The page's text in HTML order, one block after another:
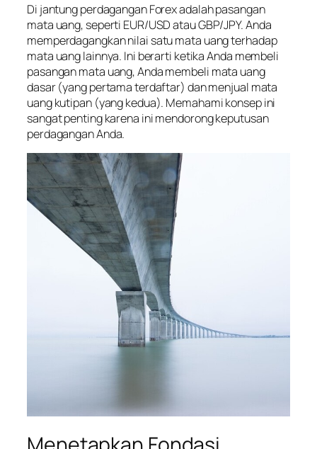
Di jantung perdagangan Forex adalah pasangan
mata uang, seperti EUR/USD atau GBP/JPY. Anda
memperdagangkan nilai satu mata uang terhadap
mata uang lainnya. Ini berarti ketika Anda membeli
pasangan mata uang, Anda membeli mata uang
dasar (yang pertama terdaftar) dan menjual mata
uang kutipan (yang kedua). Memahami konsep ini
sangat penting karena ini mendorong keputusan
perdagangan Anda.